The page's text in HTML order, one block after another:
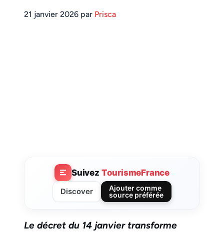
21 janvier 2026 par Prisca
Suivez TourismeFrance
Discover
Ajouter comme
source préférée
Le décret du 14 janvier transforme